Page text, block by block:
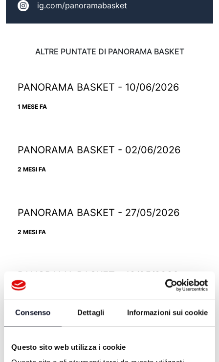
Consenso Dettagli Informazioni sui cookie
Questo sito web utilizza i cookie
ig.com/panoramabasket
ALTRE PUNTATE DI PANORAMA BASKET
PANORAMA BASKET - 10/06/2026
1 MESE FA
PANORAMA BASKET - 02/06/2026
2 MESI FA
PANORAMA BASKET - 27/05/2026
2 MESI FA
PANORAMA BASKET - 19/05/2026